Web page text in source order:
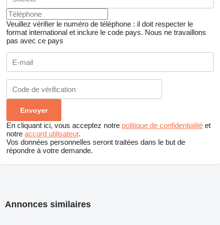
Veuillez vérifier le numéro de téléphone : il doit respecter le
format international et inclure le code pays. Nous ne travaillons
pas avec ce pays
En cliquant ici, vous acceptez notre politique de confidentialité et
notre accord utilisateur.
Vos données personnelles seront traitées dans le but de
répondre à votre demande.
Annonces similaires